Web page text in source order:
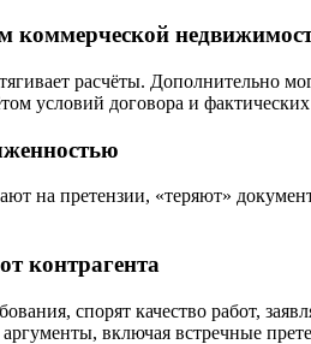
коммерческой
расчёты.
условий договора и фактических
на претензии, «теряют»
контрагента
спорят качество работ,
включая встречные